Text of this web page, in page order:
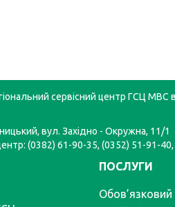
сервісний центр ГСЦ МВС
вул. Західно - Окружна, 11/1
(0382) 61-90-35, (0352) 51-91-
ПОСЛУГИ
Обов’язковий